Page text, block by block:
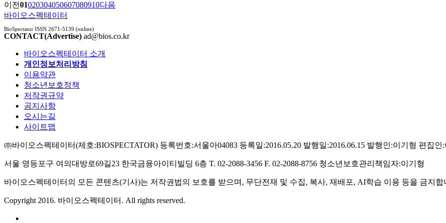
이전01020304050607080910다음
바이오스펙테이터
BioSpectator ISSN 2671-5139 (online)
CONTACT(Advertise) ad@bios.co.kr
바이오스펙테이터 소개
개인정보처리방침
이용약관
청소년보호정책
저작권규약
공지사항
오시는길
사이트맵
㈜바이오스펙테이터(제호:BIOSPECTATOR) 등록번호:서울아04083 등록일:2016.05.20 발행일:2016.06.15 발행인:이기형 편집인
서울 영등포구 여의대방로69길23 한국금융아이티빌딩 6층 T. 02-2088-3456 F. 02-2088-8756 청소년보호관리책임자:이기형
바이오스펙테이터의 모든 콘텐츠(기사)는 저작권법의 보호를 받으며, 무단전재 및 수집, 복사, 재배포, AI학습 이용 등을 금지합
Copyright 2016. 바이오스펙테이터. All rights reserved.